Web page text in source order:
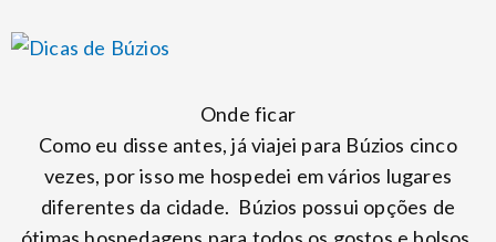
Onde ficar
Como eu disse antes, já viajei para Búzios cinco
vezes, por isso me hospedei em vários lugares
diferentes da cidade. Búzios possui opções de